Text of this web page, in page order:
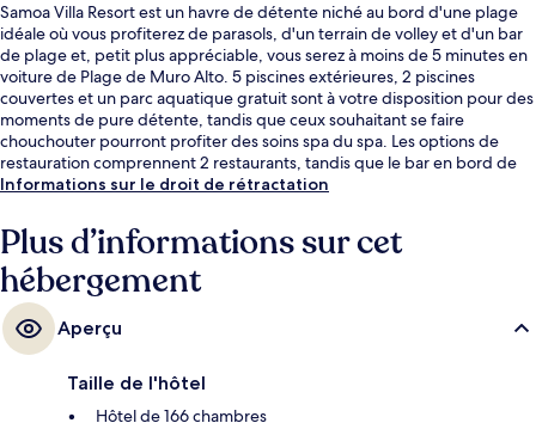
Samoa Villa Resort est un havre de détente niché au bord d'une plage
idéale où vous profiterez de parasols, d'un terrain de volley et d'un bar
de plage et, petit plus appréciable, vous serez à moins de 5 minutes en
voiture de Plage de Muro Alto. 5 piscines extérieures, 2 piscines
couvertes et un parc aquatique gratuit sont à votre disposition pour des
moments de pure détente, tandis que ceux souhaitant se faire
chouchouter pourront profiter des soins spa du spa. Les options de
restauration comprennent 2 restaurants, tandis que le bar en bord de
piscine est un endroit parfait pour prendre un verre. Parmi les autres
une salle de fitness et un sauna, l'idéal pour des vacances sans soucis.
Informations sur le droit de rétractation
Plus d’informations sur cet
hébergement
Aperçu
Taille de l'hôtel
Hôtel de 166 chambres